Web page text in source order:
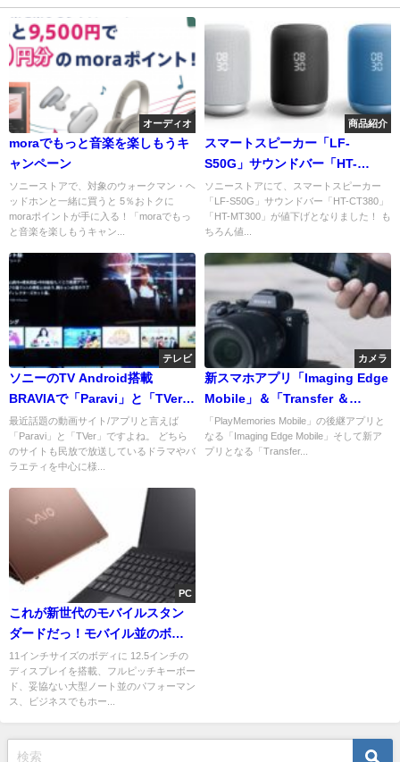
オーディオ
moraでもっと音楽を楽しもうキ
ャンペーン
ソニーストアで、対象のウォークマン・ヘ
ッドホンと一緒に買うと 5％おトクに
moraポイントが手に入る！「moraでもっ
と音楽を楽しもうキャン...
商品紹介
スマートスピーカー「LF-
S50G」サウンドバー「HT-
CT380」「HT-MT300」ソニース
トアにて値下げです！
ソニーストアにて、スマートスピーカー
「LF-S50G」サウンドバー「HT-CT380」
「HT-MT300」が値下げとなりました！ も
ちろん値...
テレビ
ソニーのTV Android搭載
BRAVIAで「Paravi」と「TVer」
が見れるって知ってましたか？
どなたでも3分でできるセットア
ップ方法をお教えします！
最近話題の動画サイト/アプリと言えば
「Paravi」と「TVer」ですよね。 どちら
のサイトも民放で放送しているドラマやバ
ラエティを中心に様...
カメラ
新スマホアプリ「Imaging Edge
Mobile」＆「Transfer ＆
Tagging add-on」バックグラウ
ンド転送で広がるスマホとアル
ファの連携がすごい！
「PlayMemories Mobile」の後継アプリと
なる「Imaging Edge Mobile」そして新ア
プリとなる「Transfer...
PC
これが新世代のモバイルスタン
ダードだっ！モバイル並のボデ
ィに大きい画面と豊富な入力端
子を兼ね備えた VAIO「SX12」
登場です！！
11インチサイズのボディに 12.5インチの
ディスプレイを搭載、フルピッチキーボー
ド、妥協ない大型ノート並のパフォーマン
ス、ビジネスでもホー...